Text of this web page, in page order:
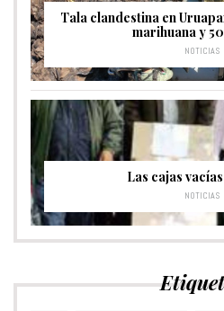
Tala clandestina en
marihuana y
NOTICIAS
Las cajas
NOTICIAS